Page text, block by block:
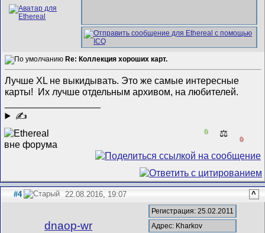
Re: Коллекция хороших карт.
Лучше XL не выкидывать. Это же самые интересные
карты! Их лучше отдельным архивом, на любителей.
✍
0 ⚖️
0
#4 22.08.2016, 19:07 ^
dnaop-wr
Регистрация: 25.02.2011
Адрес: Kharkov